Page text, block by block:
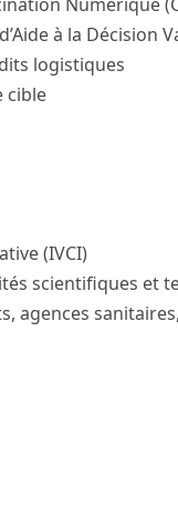
à la Décision
logistiques
cible
(IVCI)
scientifiques et
agences